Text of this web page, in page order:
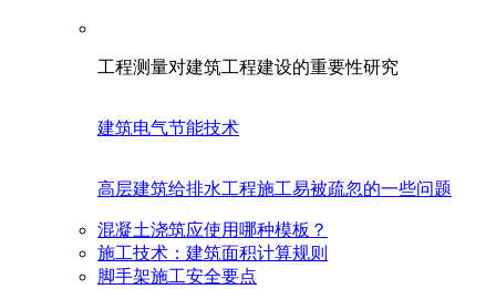
工程测量对建筑工程建设的重要性研究
建筑电气节能技术
高层建筑给排水工程施工易被疏忽的一些问题
混凝土浇筑应使用哪种模板？
施工技术：建筑面积计算规则
脚手架施工安全要点